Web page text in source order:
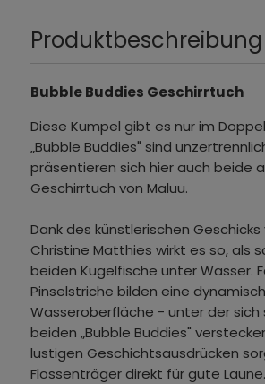
Produktbeschreibung
Bubble Buddies Geschirrtuch
Diese Kumpel gibt es nur im
„Bubble Buddies" sind
präsentieren sich hier auch beide
Geschirrtuch von Maluu.
Dank des künstlerischen Geschicks
Christine Matthies wirkt es so, als
beiden Kugelfische unter Wasser.
Pinselstriche bilden eine
Wasseroberfläche - unter der sich
beiden „Bubble Buddies"
lustigen Geschichtsausdrücken
Flossenträger direkt für gute Laune.